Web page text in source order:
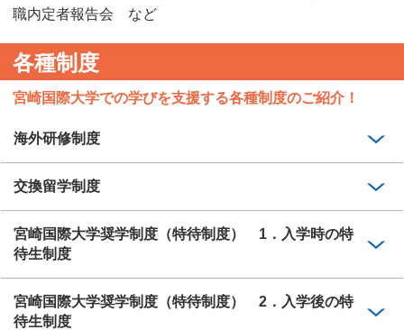
職内定者報告会 など
各種制度
宮崎国際大学での学びを支援する各種制度のご紹介！
海外研修制度
交換留学制度
宮崎国際大学奨学制度（特待制度） 1．入学時の特
待生制度
宮崎国際大学奨学制度（特待制度） 2．入学後の特
待生制度